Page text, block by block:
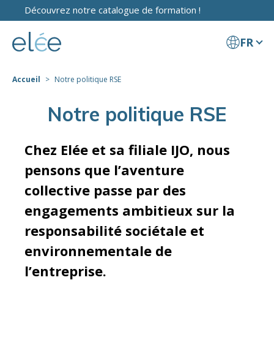
Découvrez notre catalogue de formation !
FR
Accueil Notre politique RSE
Notre politique RSE
Chez Elée et sa filiale IJO, nous
pensons que l’aventure
collective passe par des
engagements ambitieux sur la
responsabilité sociétale et
environnementale de
l’entreprise.